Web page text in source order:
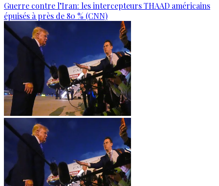
Guerre contre l’Iran: les intercepteurs THAAD américains
épuisés à près de 80 % (CNN)